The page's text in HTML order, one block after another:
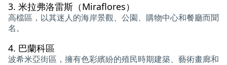
3. 米拉弗洛雷斯（Miraflores）
高檔區，以其迷人的海岸景觀、公園、購物中心和餐廳而聞
名。
4. 巴蘭科區
波希米亞街區，擁有色彩繽紛的殖民時期建築、藝術畫廊和